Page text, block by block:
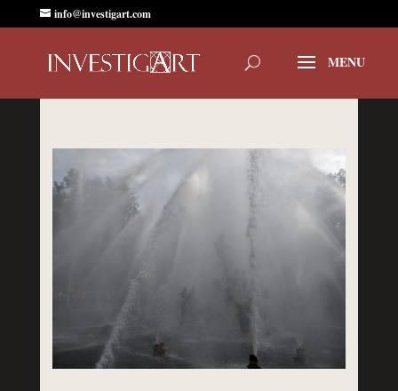
info@investigart.com